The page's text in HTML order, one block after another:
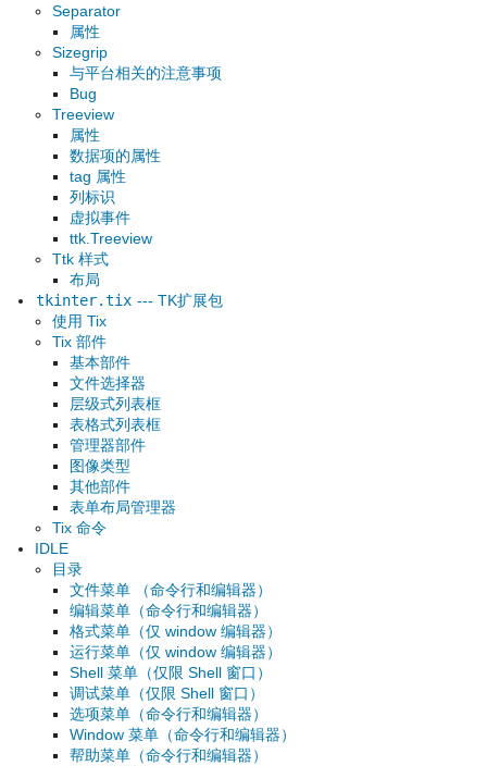
Separator
属性
Sizegrip
与平台相关的注意事项
Bug
Treeview
属性
数据项的属性
tag 属性
列标识
虚拟事件
ttk.Treeview
Ttk 样式
布局
tkinter.tix --- TK扩展包
使用 Tix
Tix 部件
基本部件
文件选择器
层级式列表框
表格式列表框
管理器部件
图像类型
其他部件
表单布局管理器
Tix 命令
IDLE
目录
文件菜单 （命令行和编辑器）
编辑菜单（命令行和编辑器）
格式菜单（仅 window 编辑器）
运行菜单（仅 window 编辑器）
Shell 菜单（仅限 Shell 窗口）
调试菜单（仅限 Shell 窗口）
选项菜单（命令行和编辑器）
Window 菜单（命令行和编辑器）
帮助菜单（命令行和编辑器）